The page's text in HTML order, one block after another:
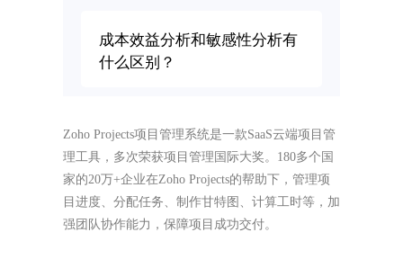
成本效益分析和敏感性分析有
什么区别？
Zoho Projects项目管理系统是一款SaaS云端项目管
理工具，多次荣获项目管理国际大奖。180多个国
家的20万+企业在Zoho Projects的帮助下，管理项
目进度、分配任务、制作甘特图、计算工时等，加
强团队协作能力，保障项目成功交付。